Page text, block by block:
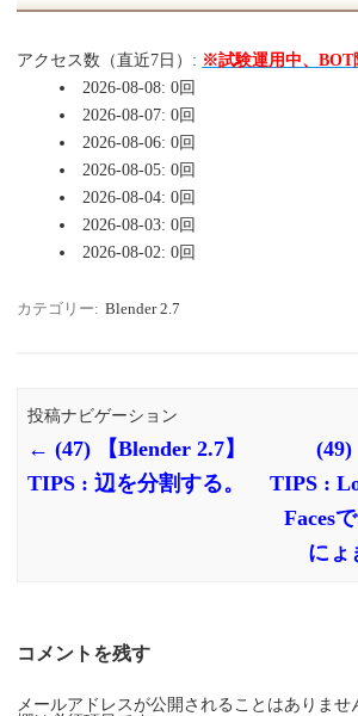
アクセス数（直近7日）: ※試験運用中、BOT
2026-08-08: 0回
2026-08-07: 0回
2026-08-06: 0回
2026-08-05: 0回
2026-08-04: 0回
2026-08-03: 0回
2026-08-02: 0回
カテゴリー: Blender 2.7
投稿ナビゲーション
← (47) 【Blender 2.7】
TIPS : 辺を分割する。
(49)
TIPS :
Faces
にょ
コメントを残す
メールアドレスが公開されることはありませ